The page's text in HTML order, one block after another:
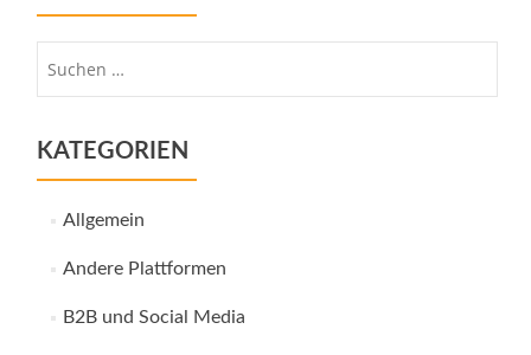
KATEGORIEN
Allgemein
Andere Plattformen
B2B und Social Media